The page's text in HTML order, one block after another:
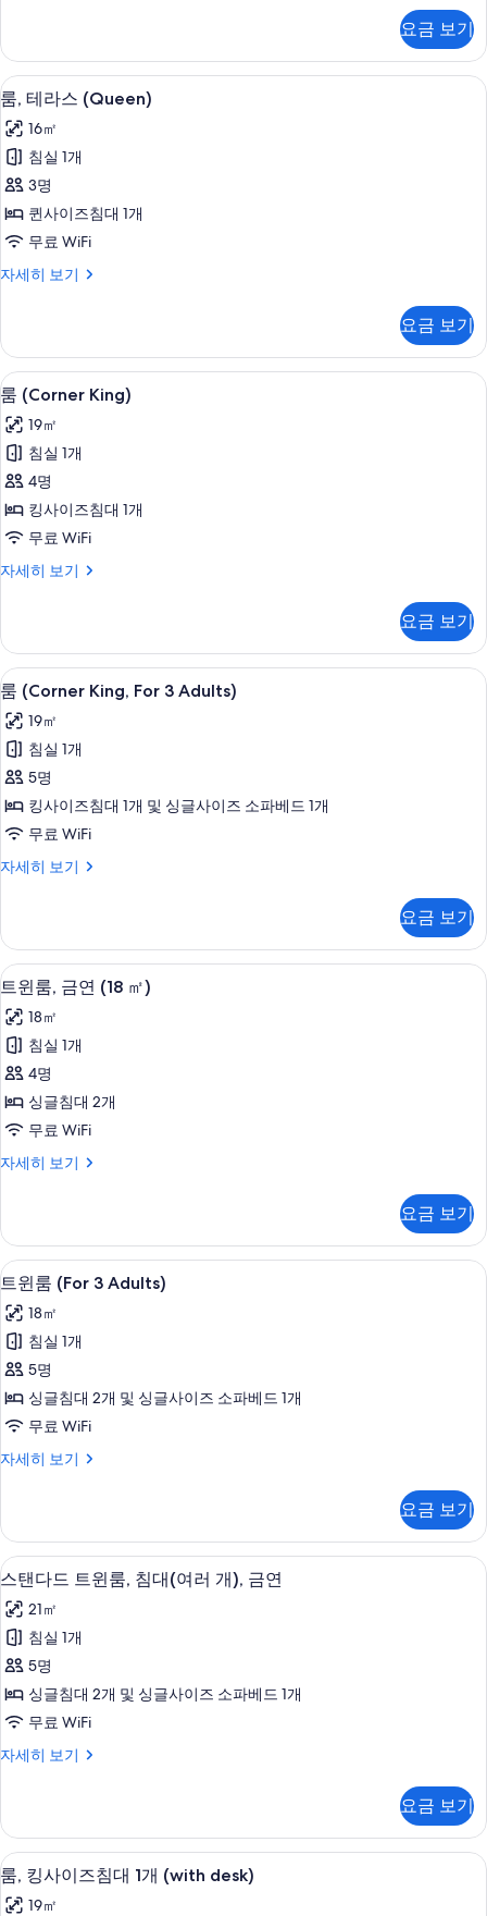
두
보
기
연
(16
㎡)
자
세
히
보
기
요금 보기
룸,
테
라
스
(Queen)
사
진
모
보
기
4
룸, 테라스 (Queen)
16㎡
침실 1개
3명
퀸사이즈침대 1개
무료 WiFi
자세히 보기
룸,
(Queen)
자
세
히
보
기
요금 보기
룸
(Corner
King)
사
진
모
두
보
룸 (Corner King) | 방음 설비, 무료
4
룸 (Corner King)
19㎡
침실 1개
4명
킹사이즈침대 1개
무료 WiFi
자세히 보기
룸
세
히
보
기
요금 보기
룸
(Corner
King,
For
3
Adults)
사
진
보
기
4
룸 (Corner King, For 3 Adults)
19㎡
침실 1개
5명
킹사이즈침대 1개 및 싱글사이즈 소파베드 1개
무료 WiFi
자세히 보기
룸
3
Adults)
자
히
보
기
요금 보기
트
윈
룸,
금
연
(18
㎡)
사
모
두
보
기
4
트윈룸, 금연 (18 ㎡)
18㎡
침실 1개
4명
싱글침대 2개
무료 WiFi
자세히 보기
트
연
(18
㎡)
세
히
보
기
요금 보기
트
윈
룸
(For
3
Adults)
사
진
보
기
5
트윈룸 (For 3 Adults)
18㎡
침실 1개
5명
싱글침대 2개 및 싱글사이즈 소파베드 1개
무료 WiFi
자세히 보기
트
3
Adults)
자
히
보
기
요금 보기
스
탠
다
드
트
윈
침
(여
러
개),
금
4
스탠다드 트윈룸, 침대(여러 개), 금연
21㎡
침실 1개
5명
싱글침대 2개 및 싱글사이즈 소파베드 1개
무료 WiFi
자세히 보기
스
트
윈
룸,
침
대
요금 보기
룸,
킹
5
룸, 킹사이즈침대 1개 (with desk)
19㎡